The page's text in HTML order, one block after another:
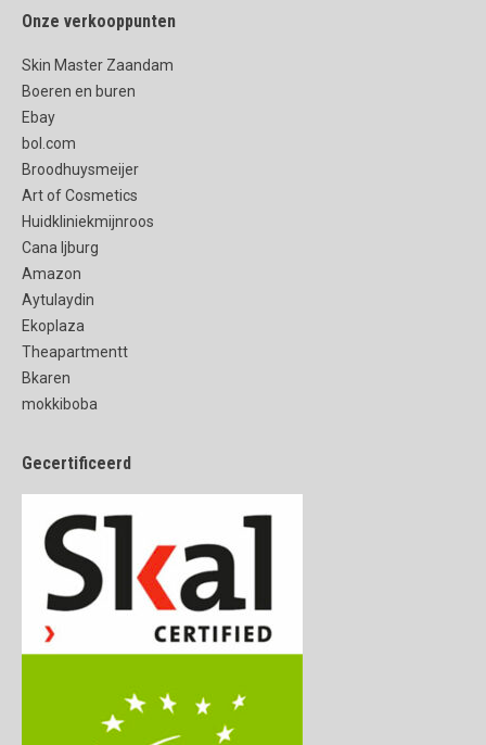
Onze verkooppunten
Skin Master Zaandam
Boeren en buren
Ebay
bol.com
Broodhuysmeijer
Art of Cosmetics
Huidkliniekmijnroos
Cana Ijburg
Amazon
Aytulaydin
Ekoplaza
Theapartmentt
Bkaren
mokkiboba
Gecertificeerd